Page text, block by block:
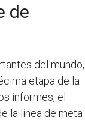
de
del mundo,
etapa de la
informes, el
la línea de meta